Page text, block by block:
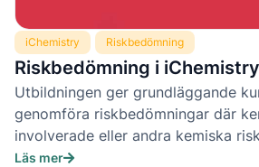
iChemistry Riskbedömning
Riskbedömning i iChemistry
Utbildningen ger grundläggande
genomföra riskbedömningar där
involverade eller andra kemiska
Läs mer